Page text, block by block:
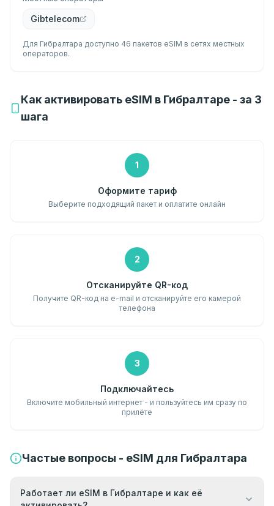
Gibtelecom
Для Гибралтара доступно 46 пакетов eSIM в сетях местных
операторов.
Как активировать eSIM в Гибралтаре - за 3
шага
1
Оформите тариф
Выберите подходящий пакет и оплатите онлайн
2
Отсканируйте QR-код
Получите QR-код на e-mail и отсканируйте его камерой
телефона
3
Подключайтесь
Включите мобильный интернет - и пользуйтесь им сразу по
прилёте
Частые вопросы - eSIM для Гибралтара
Работает ли eSIM в Гибралтаре и как её